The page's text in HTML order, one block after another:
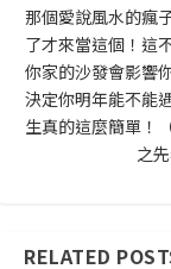
那個愛說風水的瘋
了才來當這個！這
你家的沙發會影響
決定你明年能不能
生真的這麼簡單！
之
RELATED